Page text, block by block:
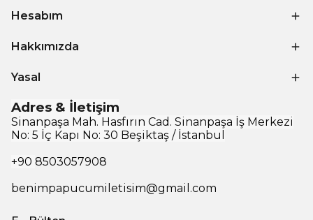
Hesabım
Hakkımızda
Yasal
Adres & İletişim
Sinanpaşa Mah. Hasfırın Cad. Sinanpaşa İş Merkezi
No: 5 İç Kapı No: 30 Beşiktaş / İstanbul
+90 8503057908
benimpapucumiletisim@gmail.com